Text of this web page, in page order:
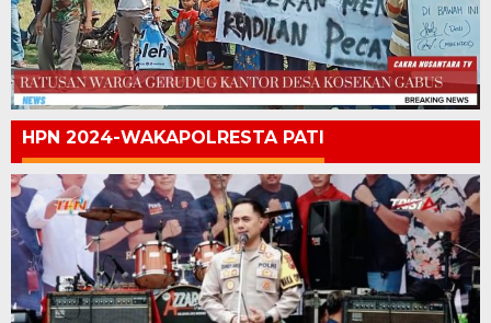
HPN 2024-WAKAPOLRESTA PATI